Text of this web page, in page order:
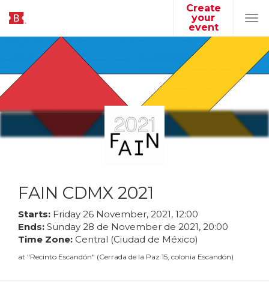
Create
your
event
FAIN CDMX 2021
Starts: Friday 26 November, 2021, 12:00
Ends: Sunday 28 de November de 2021, 20:00
Time Zone: Central (Ciudad de México)
at "Recinto Escandón" (Cerrada de la Paz 15, colonia Escandón)